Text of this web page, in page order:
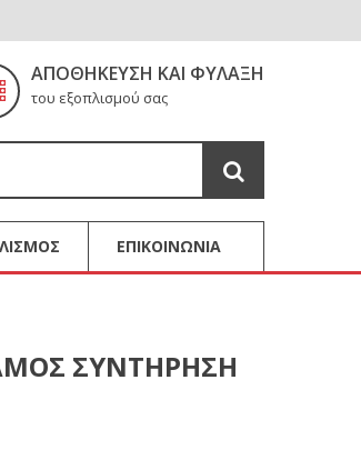
ΑΠΟΘΉΚΕΥΣΗ ΚΑΙ ΦΎΛΑΞΗ
του εξοπλισμού σας
ΕΠΙΚΟΙΝΩΝΙΑ
ΣΥΝΤΗΡΗΣΗ